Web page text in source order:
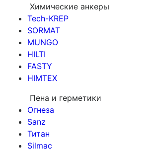
Химические анкеры
Tech-KREP
SORMAT
MUNGO
HILTI
FASTY
HIMTEX
Пена и герметики
Огнеза
Sanz
Титан
Silmac